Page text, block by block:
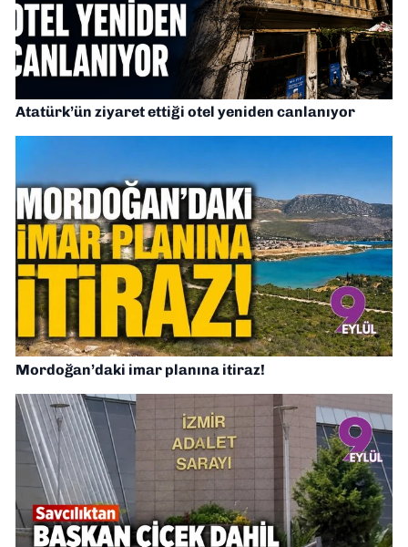
Atatürk’ün ziyaret ettiği otel yeniden canlanıyor
Mordoğan’daki imar planına itiraz!